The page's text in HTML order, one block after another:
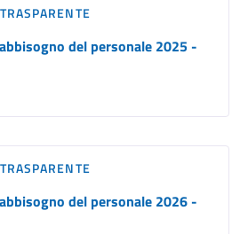
del personale 2025 -
del personale 2026 -